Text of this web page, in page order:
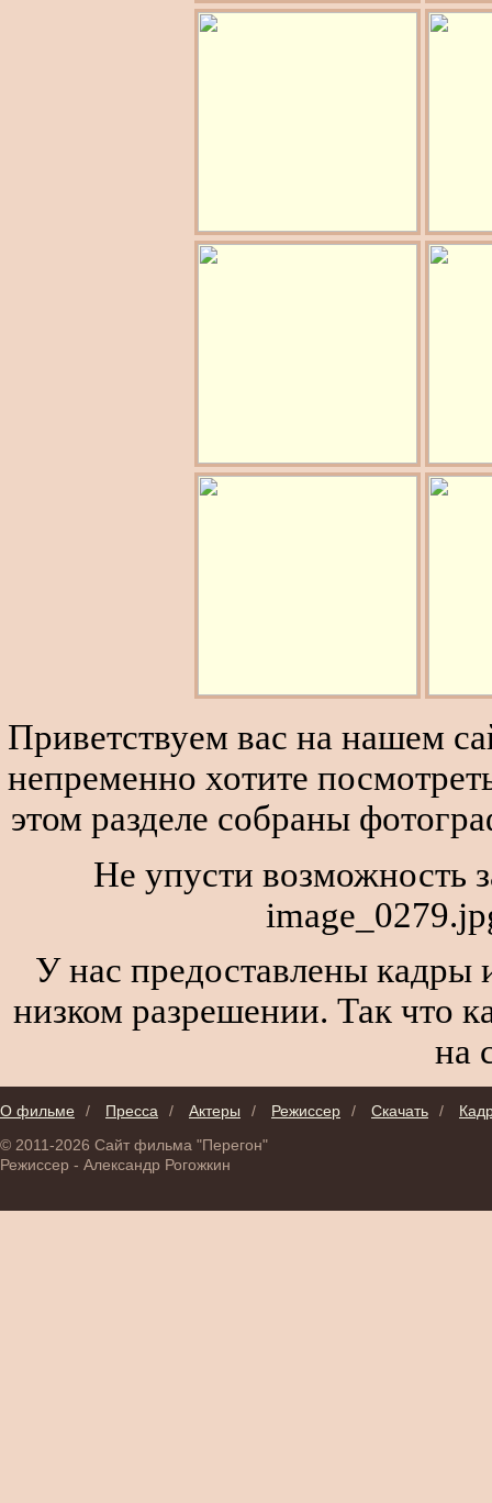
Приветствуем вас на нашем
непременно хотите
этом разделе собраны
Не упусти возможность
У нас предоставлены кадры
низком разрешении. Так что
на
О фильме / Пресса / Актеры / Режиссер / Скачать /
© 2011-2026 Сайт фильма "Перегон"
Режиссер - Александр Рогожкин